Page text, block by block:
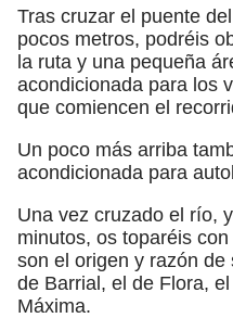
Tras cruzar el puente
pocos metros, podréis
la ruta y una pequeña
acondicionada para los
que comiencen el
Un poco más arriba
acondicionada para
Una vez cruzado el río,
minutos, os toparéis
son el origen y razón
de Barrial, el de Flora,
Máxima.